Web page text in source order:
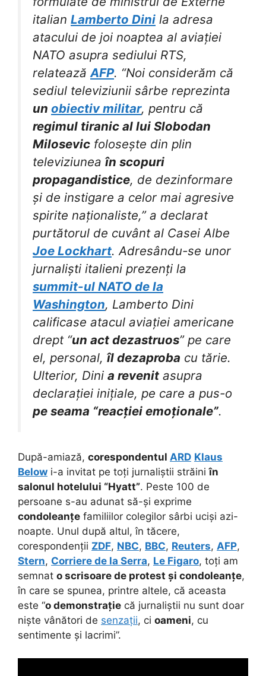
italian Lamberto Dini la adresa
atacului de joi noaptea al aviației
NATO asupra sediului RTS,
relatează AFP. “Noi considerăm că
sediul televiziunii sârbe reprezinta
un obiectiv militar, pentru că
regimul tiranic al lui Slobodan
Milosevic folosește din plin
televiziunea în scopuri
propagandistice, de dezinformare
și de instigare a celor mai agresive
spirite naționaliste,” a declarat
purtătorul de cuvânt al Casei Albe
Joe Lockhart. Adresându-se unor
jurnaliști italieni prezenți la
summit-ul NATO de la
Washington, Lamberto Dini
calificase atacul aviației americane
drept “un act dezastruos” pe care
el, personal, îl dezaproba cu tărie.
Ulterior, Dini a revenit asupra
declarației inițiale, pe care a pus-o
pe seama “reacției emoționale”.
După-amiază, corespondentul ARD Klaus
Below i-a invitat pe toți jurnaliștii străiniîn
salonul hotelului “Hyatt”. Peste 100 de
persoane s-au adunat să-și exprime
condoleanțe familiilor colegilor sârbi uciși azi-
noapte. Unul după altul, în tăcere,
corespondenții ZDF, NBC, BBC, Reuters, AFP,
Stern, Corriere de la Serra, Le Figaro, toți am
semnat o scrisoare de protest și condoleanțe,
în care se spunea, printre altele, că aceasta
este “o demonstrație că jurnaliștii nu sunt doar
niște vânători de senzații, ci oameni, cu
sentimente și lacrimi”.